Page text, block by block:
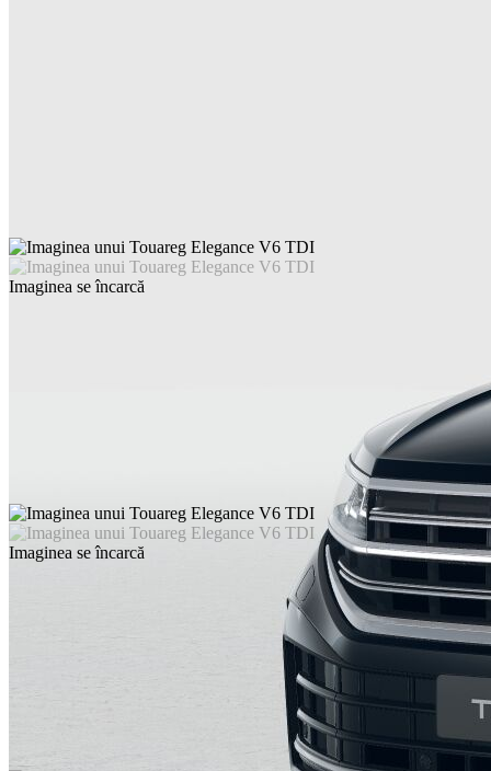
Imaginea se încarcă
Imaginea se încarcă